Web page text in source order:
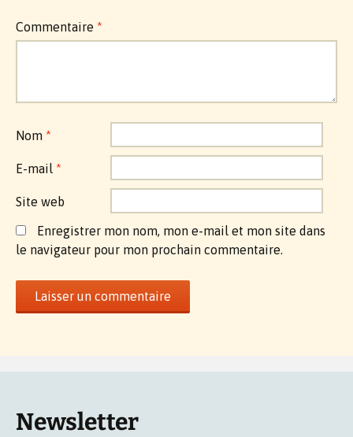
Commentaire *
Nom *
E-mail *
Site web
Enregistrer mon nom, mon e-mail et mon site dans
le navigateur pour mon prochain commentaire.
Newsletter